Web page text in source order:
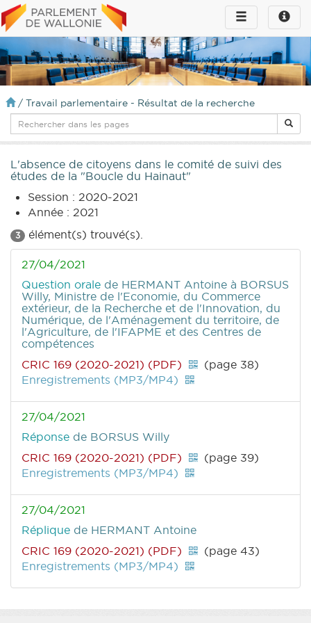
Toggle
infos
Toggle
navigation
/ Travail parlementaire - Résultat de la recherche
L'absence de citoyens dans le comité de suivi des
études de la "Boucle du Hainaut"
Session : 2020-2021
Année : 2021
3 élément(s) trouvé(s).
27/04/2021
Question orale de HERMANT Antoine à BORSUS
Willy, Ministre de l'Economie, du Commerce
extérieur, de la Recherche et de l'Innovation, du
Numérique, de l'Aménagement du territoire, de
l'Agriculture, de l'IFAPME et des Centres de
compétences
CRIC 169 (2020-2021) (PDF)
(page 38)
Enregistrements (MP3/MP4)
27/04/2021
Réponse de BORSUS Willy
CRIC 169 (2020-2021) (PDF)
(page 39)
Enregistrements (MP3/MP4)
27/04/2021
Réplique de HERMANT Antoine
CRIC 169 (2020-2021) (PDF)
(page 43)
Enregistrements (MP3/MP4)